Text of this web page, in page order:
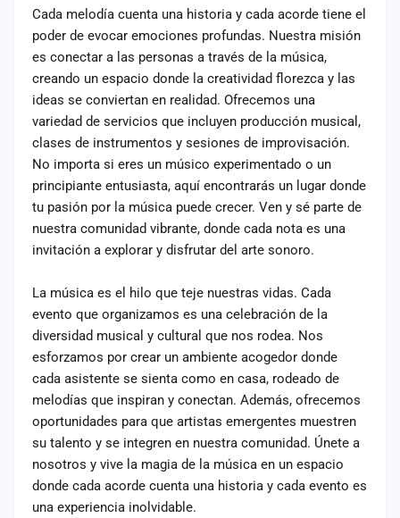
Cada melodía cuenta una historia y cada acorde tiene el
poder de evocar emociones profundas. Nuestra misión
es conectar a las personas a través de la música,
creando un espacio donde la creatividad florezca y las
ideas se conviertan en realidad. Ofrecemos una
variedad de servicios que incluyen producción musical,
clases de instrumentos y sesiones de improvisación.
No importa si eres un músico experimentado o un
principiante entusiasta, aquí encontrarás un lugar donde
tu pasión por la música puede crecer. Ven y sé parte de
nuestra comunidad vibrante, donde cada nota es una
invitación a explorar y disfrutar del arte sonoro.
La música es el hilo que teje nuestras vidas. Cada
evento que organizamos es una celebración de la
diversidad musical y cultural que nos rodea. Nos
esforzamos por crear un ambiente acogedor donde
cada asistente se sienta como en casa, rodeado de
melodías que inspiran y conectan. Además, ofrecemos
oportunidades para que artistas emergentes muestren
su talento y se integren en nuestra comunidad. Únete a
nosotros y vive la magia de la música en un espacio
donde cada acorde cuenta una historia y cada evento es
una experiencia inolvidable.